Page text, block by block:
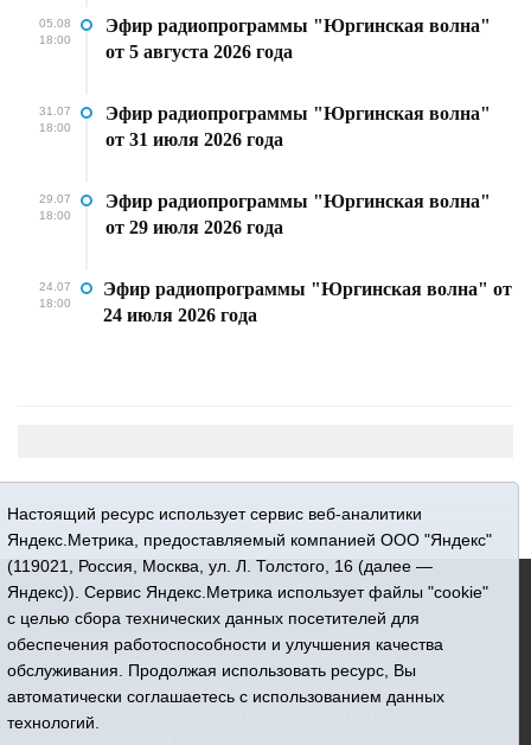
05.08
18:00
Эфир радиопрограммы "Юргинская волна"
от 5 августа 2026 года
31.07
18:00
Эфир радиопрограммы "Юргинская волна"
от 31 июля 2026 года
29.07
18:00
Эфир радиопрограммы "Юргинская волна"
от 29 июля 2026 года
24.07
18:00
Эфир радиопрограммы "Юргинская волна" от
24 июля 2026 года
16+ © 2015-2026 Сетевое издание «Новости Юргинского
Регистрационный номер СМИ ЭЛ № ФС 77 - 66052 выдан
Федеральной службой по надзору в сфере связи,
Настоящий ресурс использует сервис веб-аналитики
Яндекс.Метрика, предоставляемый компанией ООО "Яндекс"
(119021, Россия, Москва, ул. Л. Толстого, 16 (далее —
Яндекс)). Сервис Яндекс.Метрика использует файлы "cookie"
с целью сбора технических данных посетителей для
обеспечения работоспособности и улучшения качества
обслуживания. Продолжая использовать ресурс, Вы
автоматически соглашаетесь с использованием данных
технологий.